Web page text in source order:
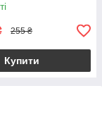
255 ₴
Купити